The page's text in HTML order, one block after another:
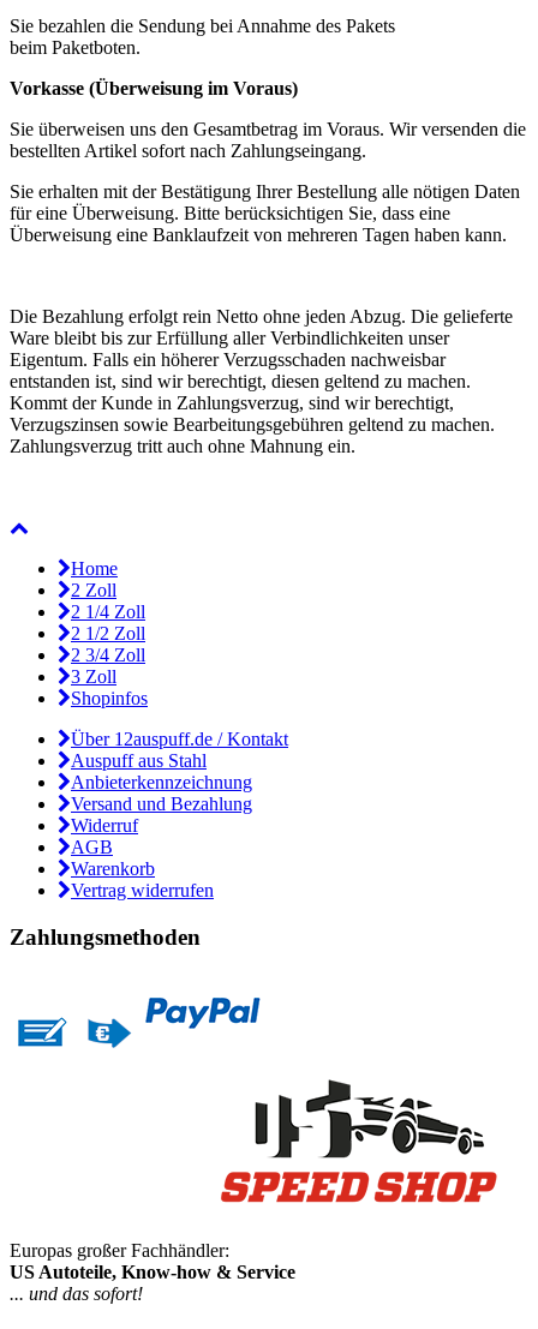
Sie bezahlen die Sendung bei Annahme des Pakets
beim Paketboten.
Vorkasse (Überweisung im Voraus)
Sie überweisen uns den Gesamtbetrag im Voraus. Wir versenden die
bestellten Artikel sofort nach Zahlungseingang.
Sie erhalten mit der Bestätigung Ihrer Bestellung alle nötigen Daten
für eine Überweisung. Bitte berücksichtigen Sie, dass eine
Überweisung eine Banklaufzeit von mehreren Tagen haben kann.
Die Bezahlung erfolgt rein Netto ohne jeden Abzug. Die gelieferte
Ware bleibt bis zur Erfüllung aller Verbindlichkeiten unser
Eigentum. Falls ein höherer Verzugsschaden nachweisbar
entstanden ist, sind wir berechtigt, diesen geltend zu machen.
Kommt der Kunde in Zahlungsverzug, sind wir berechtigt,
Verzugszinsen sowie Bearbeitungsgebühren geltend zu machen.
Zahlungsverzug tritt auch ohne Mahnung ein.
Home
2 Zoll
2 1/4 Zoll
2 1/2 Zoll
2 3/4 Zoll
3 Zoll
Shopinfos
Über 12auspuff.de / Kontakt
Auspuff aus Stahl
Anbieterkennzeichnung
Versand und Bezahlung
Widerruf
AGB
Warenkorb
Vertrag widerrufen
Zahlungsmethoden
Europas großer Fachhändler:
US Autoteile, Know-how & Service
... und das sofort!